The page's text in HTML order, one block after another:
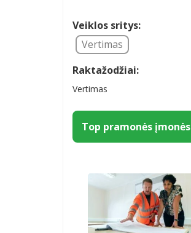
Veiklos sritys:
Vertimas
Raktažodžiai:
Vertimas
Top pramonės įmonės